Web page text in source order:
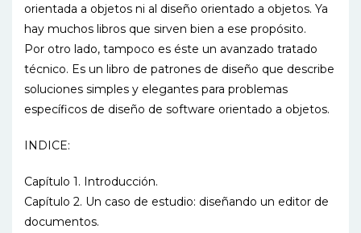
orientada a objetos ni al diseño orientado a objetos. Ya
hay muchos libros que sirven bien a ese propósito.
Por otro lado, tampoco es éste un avanzado tratado
técnico. Es un libro de patrones de diseño que describe
soluciones simples y elegantes para problemas
específicos de diseño de software orientado a objetos.
INDICE:
Capítulo 1. Introducción.
Capítulo 2. Un caso de estudio: diseñando un editor de
documentos.